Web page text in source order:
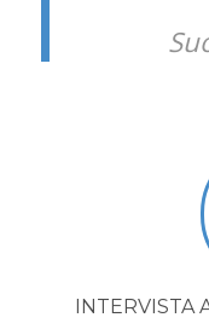
INTERVISTA